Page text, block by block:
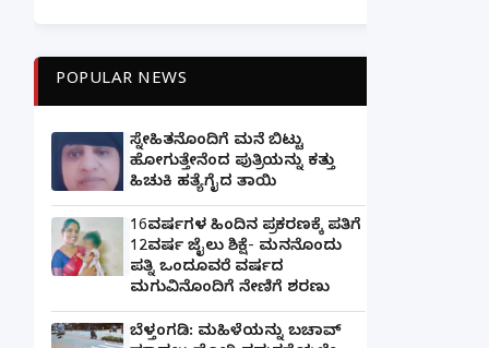
POPULAR NEWS
ಸ್ನೇಹಿತನೊಂದಿಗೆ ಮನೆ ಬಿಟ್ಟು
ಹೋಗುತ್ತೇನೆಂದ ಪುತ್ರಿಯನ್ನು ಕತ್ತು
ಹಿಚುಕಿ ಹತ್ಯೆಗೈದ ತಾಯಿ
16ವರ್ಷಗಳ ಹಿಂದಿನ ಪ್ರಕರಣಕ್ಕೆ ಪತಿಗೆ
12ವರ್ಷ ಜೈಲು ಶಿಕ್ಷೆ- ಮನನೊಂದು
ಪತ್ನಿ ಒಂದೂವರೆ ವರ್ಷದ
ಮಗುವಿನೊಂದಿಗೆ ನೇಣಿಗೆ ಶರಣು
ಬೆಳ್ತಂಗಡಿ: ಮಹಿಳೆಯನ್ನು ಬಚಾವ್